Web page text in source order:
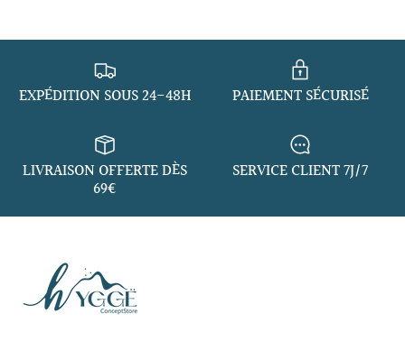
EXPÉDITION SOUS 24-48H PAIEMENT SÉCURISÉ
LIVRAISON OFFERTE DÈS
69€
SERVICE CLIENT 7J/7